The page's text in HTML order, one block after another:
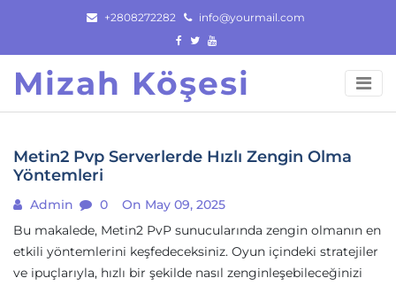
content
+2808272282 info@yourmail.com
Mizah Köşesi
Metin2 Pvp Serverlerde Hızlı Zengin Olma
Yöntemleri
Admin 0
On May 09, 2025
Bu makalede, Metin2 PvP sunucularında zengin olmanın en
etkili yöntemlerini keşfedeceksiniz. Oyun içindeki stratejiler
ve ipuçlarıyla, hızlı bir şekilde nasıl zenginleşebileceğinizi